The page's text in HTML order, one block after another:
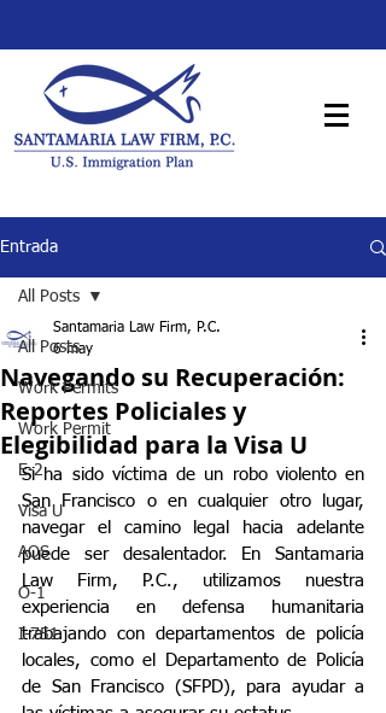
Entrada
All Posts
Work Permits
Work Permit
E-2
Visa U
AOS
O-1
I-751
All Posts
Navegando su Recuperación:
Reportes Policiales y
Elegibilidad para la Visa U
Santamaria Law Firm, P.C.
6 may
Si ha sido víctima de un robo violento en
San Francisco o en cualquier otro lugar,
navegar el camino legal hacia adelante
puede ser desalentador. En Santamaria
Law Firm, P.C., utilizamos nuestra
experiencia en defensa humanitaria
trabajando con departamentos de policía
locales, como el Departamento de Policía
de San Francisco (SFPD), para ayudar a